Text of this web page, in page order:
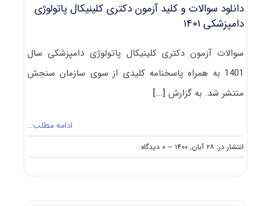
دانلود سوالات و کلید آزمون دکتری کلینیکال پاتولوژی
دامپزشکی ۱۴۰۱
سوالات آزمون دکتری کلینیکال پاتولوژی دامپزشکی سال
1401 به همراه پاسخنامه کلیدی از سوی سازمان سنجش
منتشر شد. به گزارش[...]
ادامه مطلب…
انتشار در: ۲۸ آبان, ۱۴۰۰ -- ۰ دیدگاه
on
دانلود
آزمون